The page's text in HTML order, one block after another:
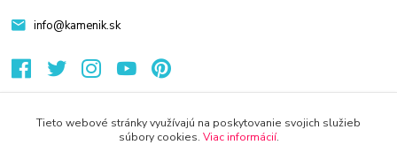
info@kamenik.sk
Tieto webové stránky využívajú na poskytovanie svojich služieb
súbory cookies. Viac informácií.